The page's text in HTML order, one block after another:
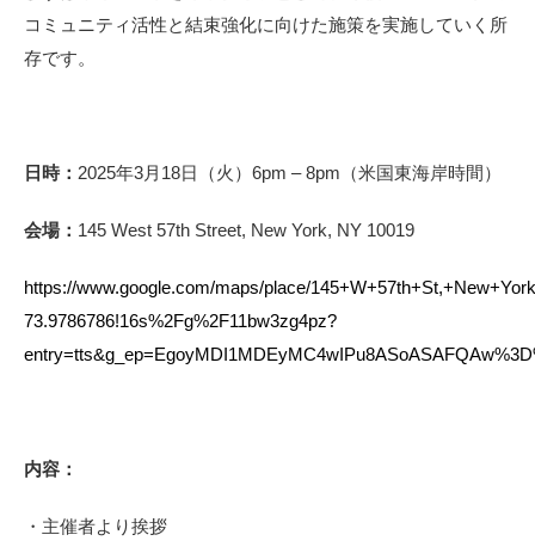
コミュニティ活性と結束強化に向けた施策を実施していく所
存です。
日時： 2025年3月18日（火）6pm – 8pm（米国東海岸時間）
会場： 145 West 57th Street, New York, NY 10019
https://www.google.com/maps/place/
73.9786786!16s%2Fg%2F11bw3zg4pz?
内容：
・主催者より挨拶